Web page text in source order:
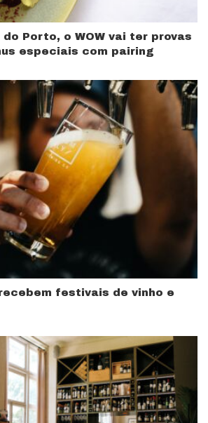
do Porto, o WOW vai ter provas
especiais com pairing
festivais de vinho e